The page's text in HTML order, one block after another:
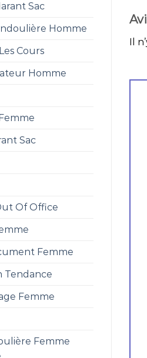
Sac
Homme
Cours
Homme
Sac
Of Office
Femme
Tendance
Femme
Femme
Il